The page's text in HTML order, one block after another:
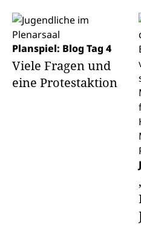
Planspiel: Blog Tag 4
Viele Fragen und
eine Protestaktion